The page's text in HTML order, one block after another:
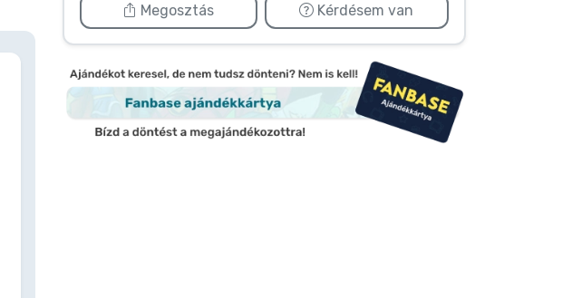
Megosztás Kérdésem van